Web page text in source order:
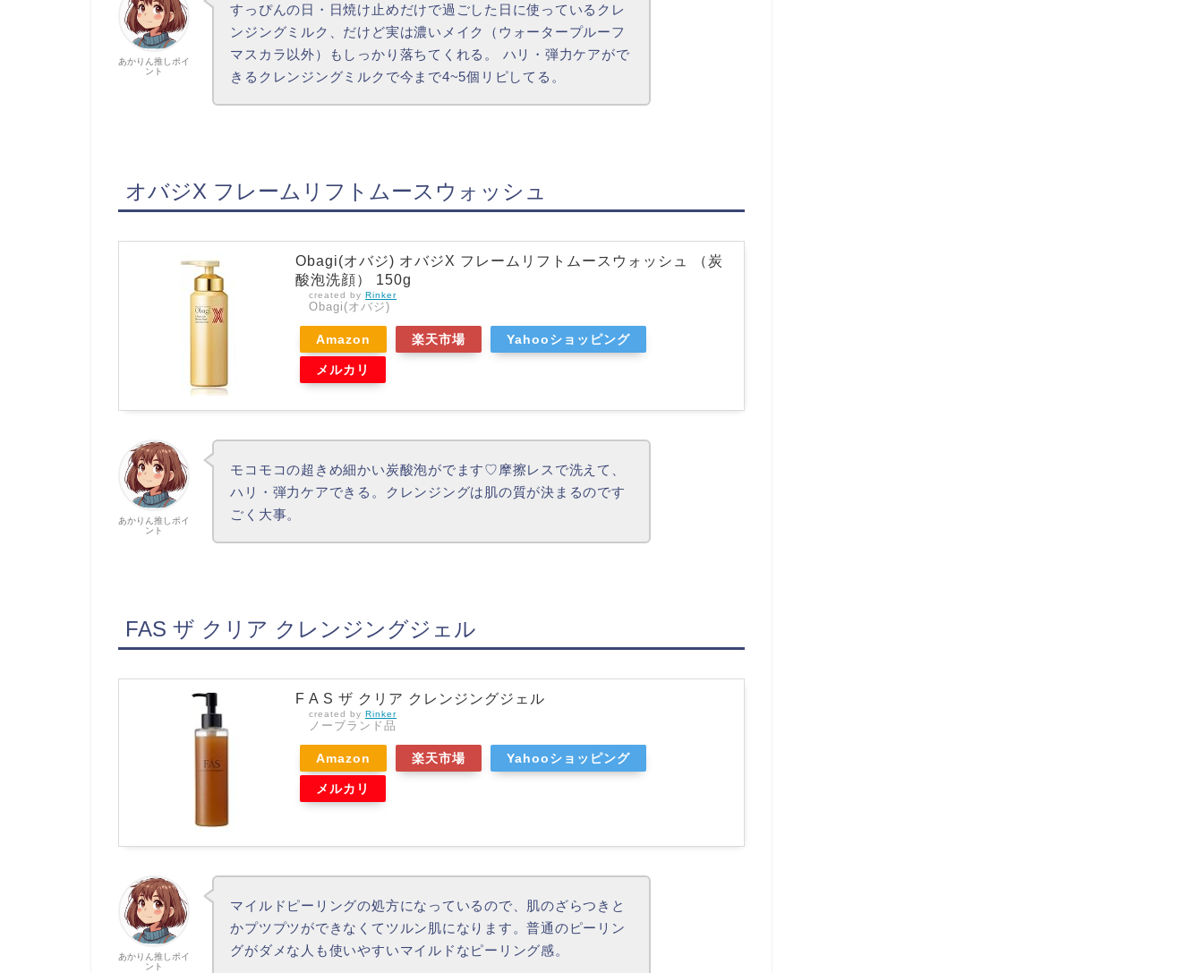
あかりん推しポイ
ント
すっぴんの日・日焼け止めだけで過ごした日に使っているクレ
ンジングミルク、だけど実は濃いメイク（ウォータープルーフ
マスカラ以外）もしっかり落ちてくれる。 ハリ・弾力ケアがで
きるクレンジングミルクで今まで4~5個リピしてる。
オバジX フレームリフトムースウォッシュ
Obagi(オバジ) オバジX フレームリフトムースウォッシュ （炭
酸泡洗顔） 150g
created by Rinker
Obagi(オバジ)
Amazon 楽天市場 Yahooショッピング
メルカリ
あかりん推しポイ
ント
モコモコの超きめ細かい炭酸泡がでます♡摩擦レスで洗えて、
ハリ・弾力ケアできる。クレンジングは肌の質が決まるのです
ごく大事。
FAS ザ クリア クレンジングジェル
F A S ザ クリア クレンジングジェル
created by Rinker
ノーブランド品
Amazon 楽天市場 Yahooショッピング
メルカリ
あかりん推しポイ
ント
マイルドピーリングの処方になっているので、肌のざらつきと
かプツプツができなくてツルン肌になります。普通のピーリン
グがダメな人も使いやすいマイルドなピーリング感。